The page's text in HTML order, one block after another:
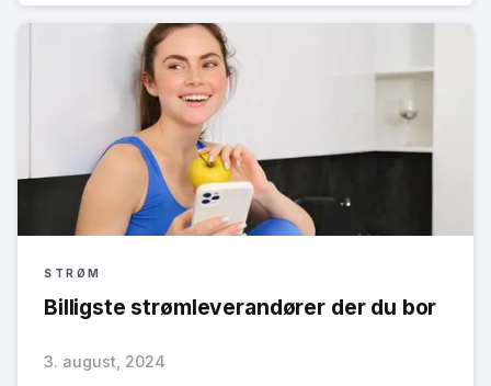
STRØM
Billigste strømleverandører der du bor
3. august, 2024